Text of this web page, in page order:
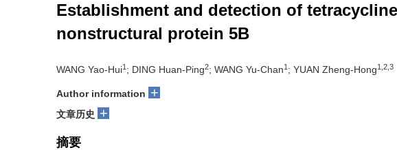
Establishment and detection of
nonstructural protein 5B
WANG Yao-Hui1 ; DING Huan-Ping2; WANG Yu-Chan1 ; YUAN Zheng-Hong1,2,3
Author information +
文章历史 +
摘要